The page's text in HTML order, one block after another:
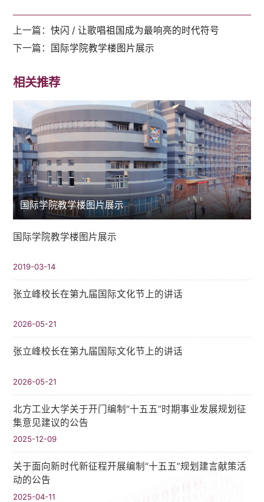
上一篇：快闪 / 让歌唱祖国成为最响亮的时代符号
下一篇： 国际学院教学楼图片展示
相关推荐
国际学院教学楼图片展示
国际学院教学楼图片展示
2019-03-14
张立峰校长在第九届国际文化节上的讲话
2026-05-21
张立峰校长在第九届国际文化节上的讲话
2026-05-21
北方工业大学关于开门编制“十五五”时期事业发展规划征
集意见建议的公告
2025-12-09
关于面向新时代新征程开展编制“十五五”规划建言献策活
动的公告
2025-04-11